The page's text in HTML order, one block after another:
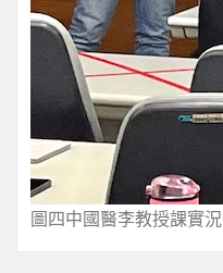
圖四中國醫李教授課實況